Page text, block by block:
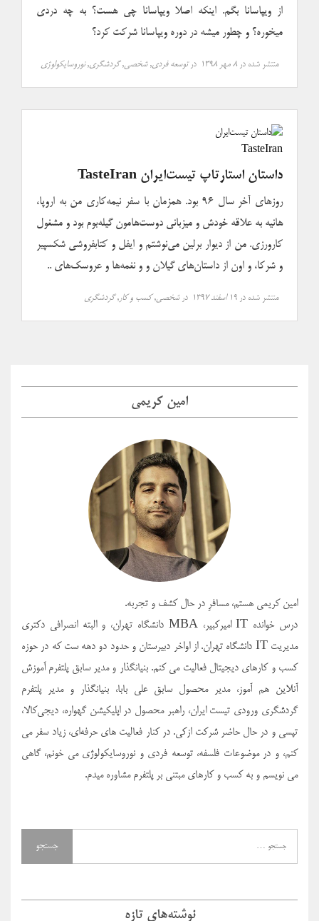
از ویپاسانا بگم. اینکه اصلا ویپاسانا چی هست؟ به چه دردی
میخوره؟ و چطور میشه در دوره ویپاسانا شرکت کرد؟
منتشر شده در ۸ مهر ۱۳۹۸ درتوسعه فردی,شخصی,گردشگری,نوروسایکولوژی
داستان استارتاپ تیست‌ایران TasteIran
روزهای آخر سال ۹۶ بود. همزمان با سفر نیمه‌کاری من به اروپا،
هانیه به علاقه خودش و میزبانی دوست‌هامون گیله‌بوم بود و مشغول
کارورزی. من از دیوار برلین می‌نوشتم و ایفل و کتابفروشی شکسپیر
و شرکا، و اون از داستان‌های گیلان و و نغمه‌ها و عروسک‌های ..
منتشر شده در ۱۹ اسفند ۱۳۹۷ درشخصی,کسب و کار,گردشگری
امین کریمی
امین کریمی هستم، مسافرِ در حال کشف و تجربه.
درس خوانده IT امیرکبیر، MBA دانشگاه تهران، و البته انصرافی دکتری
مدیریت IT دانشگاه تهران. از اواخر دبیرستان و حدود دو دهه ست که در حوزه
کسب و کارهای دیجیتال فعالیت می کنم. بنیانگذار و مدیر سابق پلتفرم آموزش
آنلاین هم آموز، مدیر محصول سابق علی بابا، بنیانگذار و مدیر پلتفرم
گردشگری ورودی تیست ایران، راهبر محصول در اپلیکیشن گهواره، دیجی‌کالا،
تپسی و در حال حاضر شرکت ازکی. در کنار فعالیت های حرفه‌ای، زیاد سفر می
کنم، و در موضوعات فلسفه، توسعه فردی و نوروسایکولوژی می خونم، گاهی
می نویسم و به کسب و کارهای مبتنی بر پلتفرم مشاوره میدم.
نوشته‌های تازه